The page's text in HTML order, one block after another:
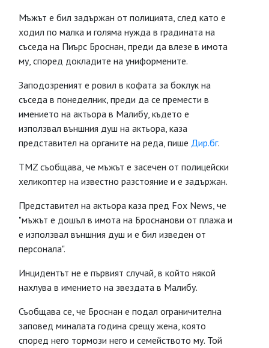
Мъжът е бил задържан от полицията, след като е
ходил по малка и голяма нужда в градината на
съседа на Пиърс Броснан, преди да влезе в имота
му, според докладите на униформените.
Заподозреният е ровил в кофата за боклук на
съседа в понеделник, преди да се премести в
имението на актьора в Малибу, където е
използвал външния душ на актьора, каза
представител на органите на реда, пише Дир.бг.
TMZ съобщава, че мъжът е засечен от полицейски
хеликоптер на известно разстояние и е задържан.
Представител на актьора каза пред Fox News, че
"мъжът е дошъл в имота на Броснанови от плажа и
е използвал външния душ и е бил изведен от
персонала".
Инцидентът не е първият случай, в който някой
нахлува в имението на звездата в Малибу.
Съобщава се, че Броснан е подал ограничителна
заповед миналата година срещу жена, която
според него тормози него и семейството му. Той